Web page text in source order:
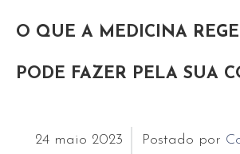
O QUE A MEDICINA
PODE FAZER PELA SUA
24 maio 2023 Postado por